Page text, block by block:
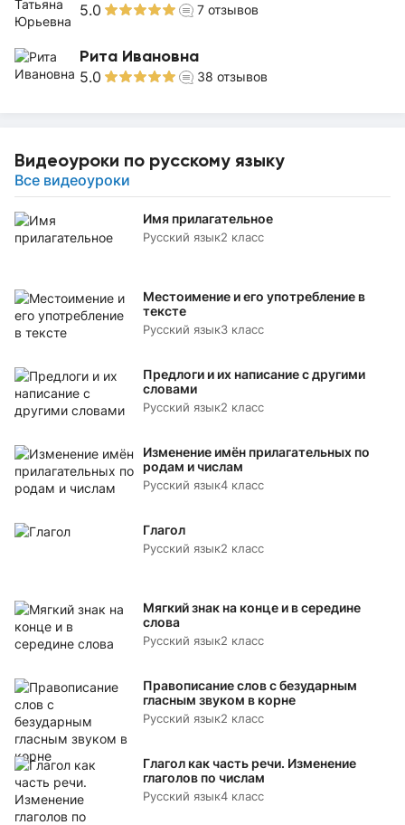
5.0 7 отзывов
Рита Ивановна
5.0 38 отзывов
Видеоуроки по русскому языку
Все видеоуроки
Имя прилагательное
Русский язык2 класс
Местоимение и его употребление в
тексте
Русский язык3 класс
Предлоги и их написание с другими
словами
Русский язык2 класс
Изменение имён прилагательных по
родам и числам
Русский язык4 класс
Глагол
Русский язык2 класс
Мягкий знак на конце и в середине
слова
Русский язык2 класс
Правописание слов с безударным
гласным звуком в корне
Русский язык2 класс
Глагол как часть речи. Изменение
глаголов по числам
Русский язык4 класс